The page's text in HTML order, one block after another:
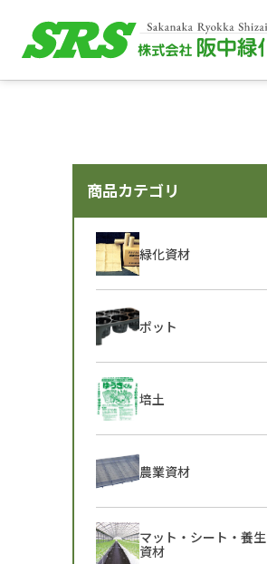
商品カテゴリ
緑化資材
ポット
培土
農業資材
マット・シート・養生
資材